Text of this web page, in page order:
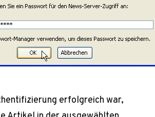
erfolgreich war,